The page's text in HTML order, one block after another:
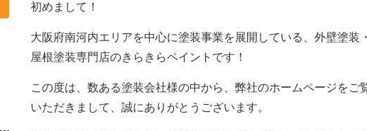
初めまして！
大阪府南河内エリアを中心に塗装事業を展開している、外壁塗装
屋根塗装専門店のきらきらペイントです！
この度は、数ある塗装会社様の中から、弊社のホームページをご
いただきまして、誠にありがとうございます。